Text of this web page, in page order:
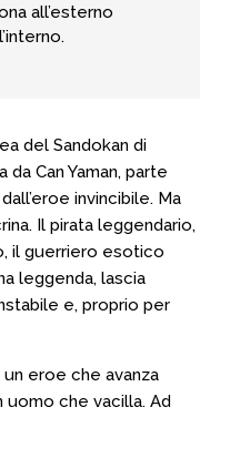
all’esterno
del Sandokan di
Can Yaman, parte
invincibile. Ma
Il pirata leggendario,
il guerriero esotico
leggenda, lascia
e, proprio per
eroe che avanza
uomo che vacilla. Ad